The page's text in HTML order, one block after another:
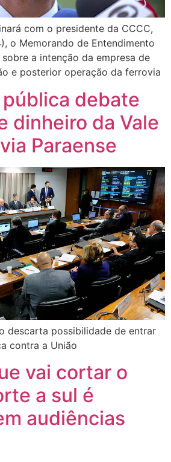
com o presidente da CCCC,
o Memorando de Entendimento
a intenção da empresa de
e posterior operação da ferrovia
debate
dinheiro da Vale
Paraense
descarta possibilidade de entrar
contra a União
vai cortar o
a sul é
audiências